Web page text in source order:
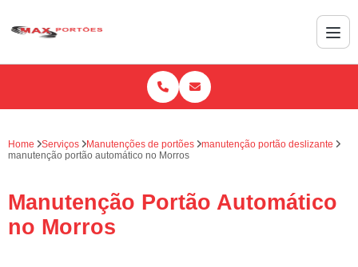
Home Serviços Manutenções de portões
manutenção portão deslizante
manutenção portão automático no Morros
Manutenção Portão Automático
no Morros